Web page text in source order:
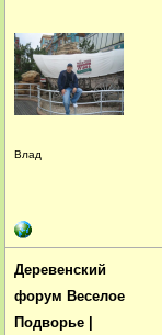
Влад
Деревенский
форум Веселое
Подворье |